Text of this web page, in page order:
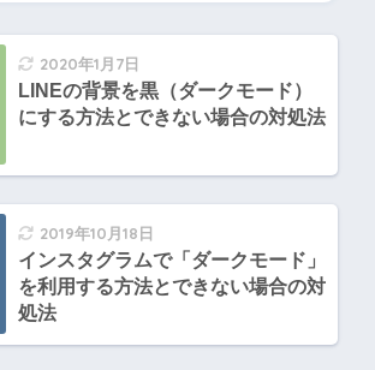
2020年1月7日
LINEの背景を黒（ダークモード）
にする方法とできない場合の対処法
2019年10月18日
インスタグラムで「ダークモード」
を利用する方法とできない場合の対
処法